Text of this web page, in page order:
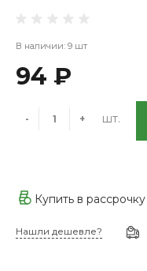
В наличии: 9 шт
94 ₽
- + шт.
Купить в рассрочку
Нашли дешевле?